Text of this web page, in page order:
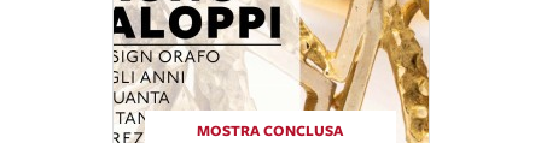
MOSTRA CONCLUSA